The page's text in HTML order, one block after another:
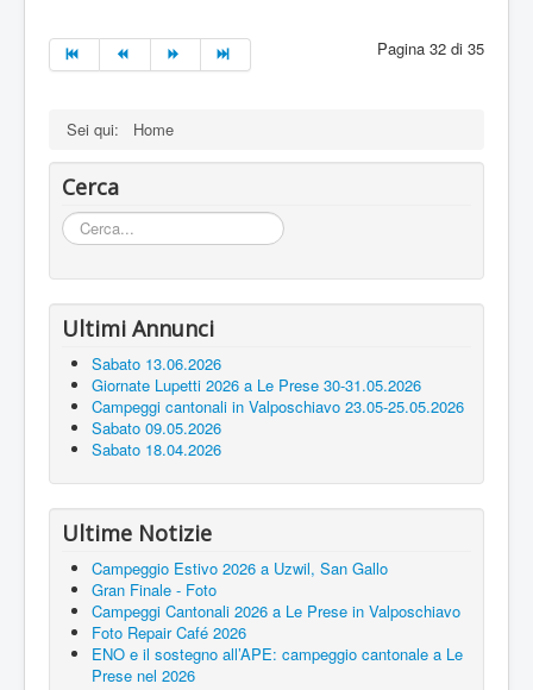
Pagina 32 di 35
Sei qui: Home
Cerca
Cerca...
Ultimi Annunci
Sabato 13.06.2026
Giornate Lupetti 2026 a Le Prese 30-31.05.2026
Campeggi cantonali in Valposchiavo 23.05-25.05.2026
Sabato 09.05.2026
Sabato 18.04.2026
Ultime Notizie
Campeggio Estivo 2026 a Uzwil, San Gallo
Gran Finale - Foto
Campeggi Cantonali 2026 a Le Prese in Valposchiavo
Foto Repair Café 2026
ENO e il sostegno all’APE: campeggio cantonale a Le
Prese nel 2026